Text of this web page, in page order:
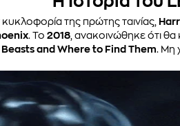
της πρώτης ταινίας,
. Το 2018 , ανακοινώθηκε ότι
and Where to Find Them. Μη